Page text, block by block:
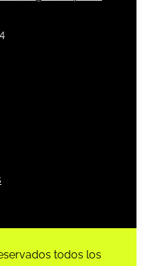
todos los